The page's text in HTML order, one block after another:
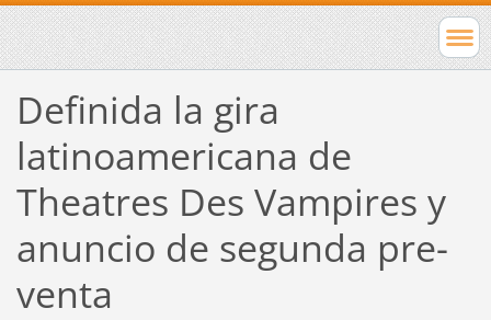
Definida la gira
latinoamericana de
Theatres Des Vampires y
anuncio de segunda pre-
venta